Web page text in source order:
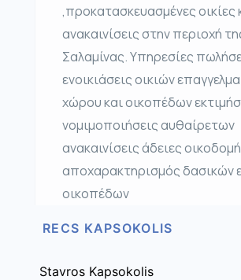
,προκατασκευασμένες οικίες
ανακαινίσεις στην περιοχή
Σαλαμίνας. Υπηρεσίες
ενοικιάσεις οικιών
χώρου και οικοπέδων
νομιμοποιήσεις αυθαίρετων
ανακαινίσεις άδειες
αποχαρακτηρισμός δασικών
οικοπέδων
RECS KAPSOKOLIS
Stavros Kapsokolis